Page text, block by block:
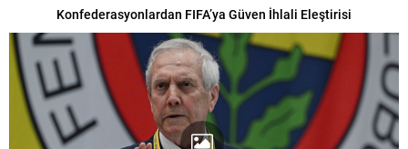
Konfederasyonlardan FIFA’ya Güven İhlali Eleştirisi